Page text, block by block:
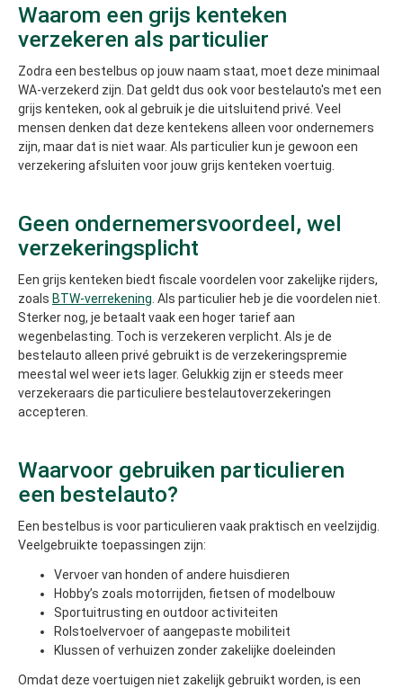
Waarom een grijs kenteken
verzekeren als particulier
Zodra een bestelbus op jouw naam staat, moet deze minimaal
WA-verzekerd zijn. Dat geldt dus ook voor bestelauto's met een
grijs kenteken, ook al gebruik je die uitsluitend privé. Veel
mensen denken dat deze kentekens alleen voor ondernemers
zijn, maar dat is niet waar. Als particulier kun je gewoon een
verzekering afsluiten voor jouw grijs kenteken voertuig.
Geen ondernemersvoordeel, wel
verzekeringsplicht
Een grijs kenteken biedt fiscale voordelen voor zakelijke rijders,
zoals BTW-verrekening . Als particulier heb je die voordelen niet.
Sterker nog, je betaalt vaak een hoger tarief aan
wegenbelasting. Toch is verzekeren verplicht. Als je de
bestelauto alleen privé gebruikt is de verzekeringspremie
meestal wel weer iets lager. Gelukkig zijn er steeds meer
verzekeraars die particuliere bestelautoverzekeringen
accepteren.
Waarvoor gebruiken particulieren
een bestelauto?
Een bestelbus is voor particulieren vaak praktisch en veelzijdig.
Veelgebruikte toepassingen zijn:
Vervoer van honden of andere huisdieren
Hobby’s zoals motorrijden, fietsen of modelbouw
Sportuitrusting en outdoor activiteiten
Rolstoelvervoer of aangepaste mobiliteit
Klussen of verhuizen zonder zakelijke doeleinden
Omdat deze voertuigen niet zakelijk gebruikt worden, is een